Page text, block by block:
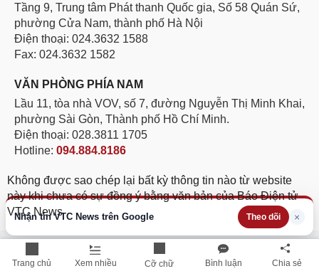
Trang chủ Xem nhiều Cỡ chữ Bình luận Chia sẻ
Nhận tin VTC News trên Google Theo dõi ×
Tầng 9, Trung tâm Phát thanh Quốc gia, Số 58 Quán Sứ,
phường Cửa Nam, thành phố Hà Nội
Điện thoại: 024.3632 1588
Fax: 024.3632 1582
VĂN PHÒNG PHÍA NAM
Lầu 11, tòa nhà VOV, số 7, đường Nguyễn Thị Minh Khai,
phường Sài Gòn, Thành phố Hồ Chí Minh.
Điện thoại: 028.3811 1705
Hotline: 094.884.8186
Không được sao chép lại bất kỳ thông tin nào từ website
này khi chưa có sự đồng ý bằng văn bản của Báo Điện tử
VTC News